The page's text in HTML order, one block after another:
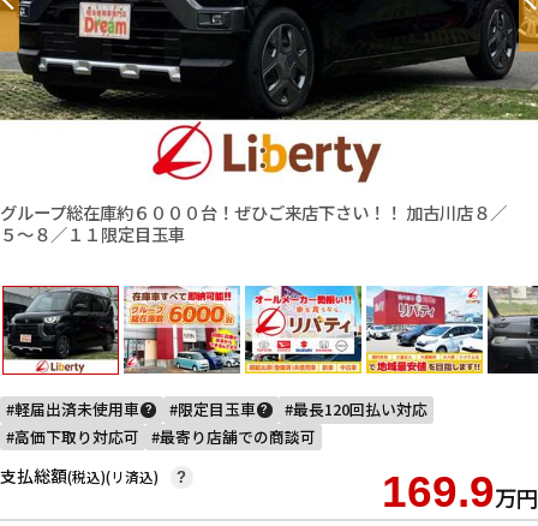
グループ総在庫約６０００台！ぜひご来店下さい！！ 加古川店８／
５〜８／１１限定目玉車
軽届出済未使用車 ? 限定目玉車 ?
最長120回払い対応
高価下取り対応可
最寄り店舗での商談可
支払総額(税込)(リ済込) 169.9万円
?